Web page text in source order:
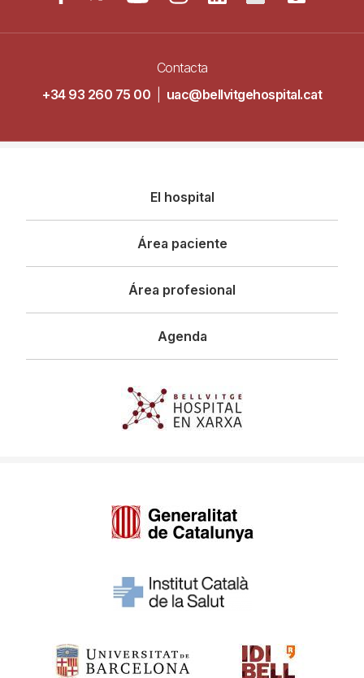
Contacta
+34 93 260 75 00
uac@bellvitgehospital.cat
principal
El hospital
Área paciente
Área profesional
Agenda